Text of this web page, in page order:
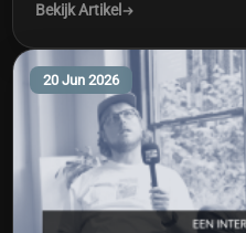
Bekijk Artikel
20 Jun 2026